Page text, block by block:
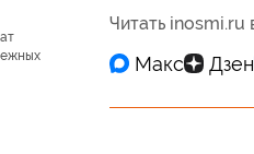
Читать inosmi.ru